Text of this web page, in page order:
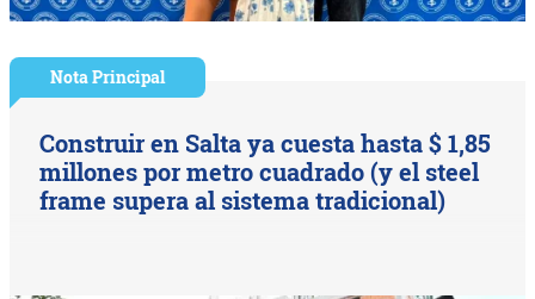
Nota Principal
Construir en Salta ya cuesta hasta $ 1,85
millones por metro cuadrado (y el steel
frame supera al sistema tradicional)